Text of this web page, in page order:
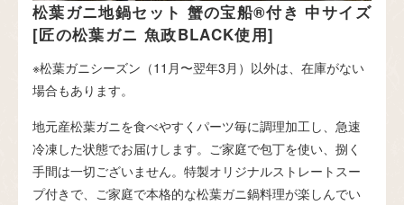
松葉ガニ地鍋セット 蟹の宝船®︎付き 中サイズ
[匠の松葉ガニ 魚政BLACK使用]
※松葉ガニシーズン（11月〜翌年3月）以外は、在庫がない
場合もあります。
地元産松葉ガニを食べやすくパーツ毎に調理加工し、急速
冷凍した状態でお届けします。ご家庭で包丁を使い、捌く
手間は一切ございません。特製オリジナルストレートスー
プ付きで、ご家庭で本格的な松葉ガニ鍋料理が楽しんでい